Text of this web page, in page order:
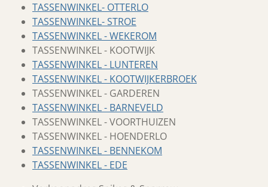
TASSENWINKEL- OTTERLO
TASSENWINKEL- STROE
TASSENWINKEL - WEKEROM
TASSENWINKEL - KOOTWIJK
TASSENWINKEL - LUNTEREN
TASSENWINKEL - KOOTWIJKERBROEK
TASSENWINKEL - GARDEREN
TASSENWINKEL - BARNEVELD
TASSENWINKEL - VOORTHUIZEN
TASSENWINKEL - HOENDERLO
TASSENWINKEL - BENNEKOM
TASSENWINKEL - EDE